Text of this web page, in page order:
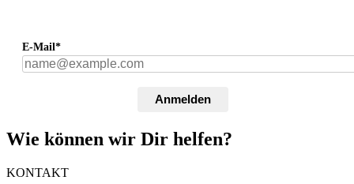
E-Mail*
Anmelden
Wie können wir Dir helfen?
KONTAKT